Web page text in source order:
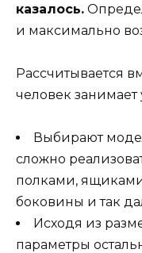
казалось.
и максимально
Рассчитывается
человек занимает
Выбирают
сложно
полками,
боковины и так
Исходя из
параметры